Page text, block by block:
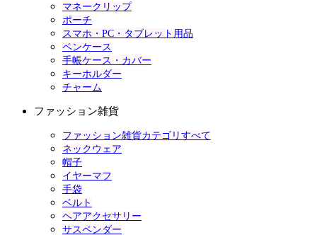
マネークリップ
ポーチ
スマホ・PC・タブレット用品
ペンケース
手帳ケース・カバー
キーホルダー
チャーム
ファッション雑貨
ファッション雑貨カテゴリすべて
ネックウェア
帽子
イヤーマフ
手袋
ベルト
ヘアアクセサリー
サスペンダー